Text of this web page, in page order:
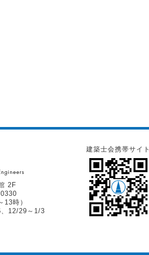
2F
13時）
12/29～1/3
建築士会携帯サイト